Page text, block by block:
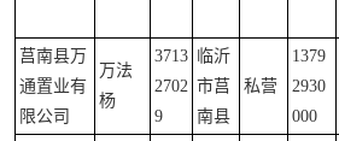
莒南县万
通置业有
限公司
万法
杨
3713
2702
9
临沂
市莒
南县
私营
1379
2930
000